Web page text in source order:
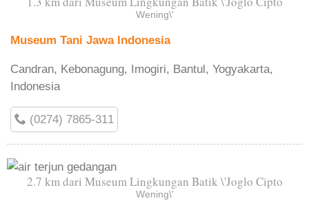
Wening\'
Museum Tani Jawa Indonesia
Candran, Kebonagung, Imogiri, Bantul, Yogyakarta,
Indonesia
(0274) 7865-311
2.7 km dari Museum Lingkungan Batik \'Joglo Cipto
Wening\'